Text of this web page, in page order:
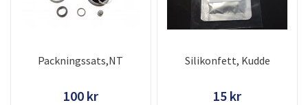
Packningssats,NT
100 kr
Silikonfett, Kudde
15 kr